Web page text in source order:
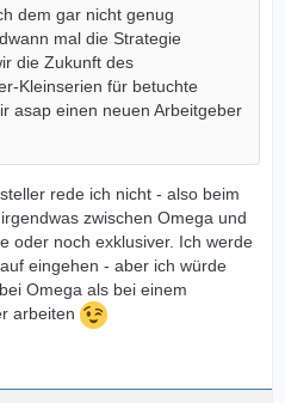
dem gar nicht genug
mal die Strategie
die Zukunft des
Kleinserien für betuchte
asap einen neuen Arbeitgeber
rede ich nicht - also beim
zwischen Omega und
oder noch exklusiver. Ich werde
eingehen - aber ich würde
Omega als bei einem
arbeiten